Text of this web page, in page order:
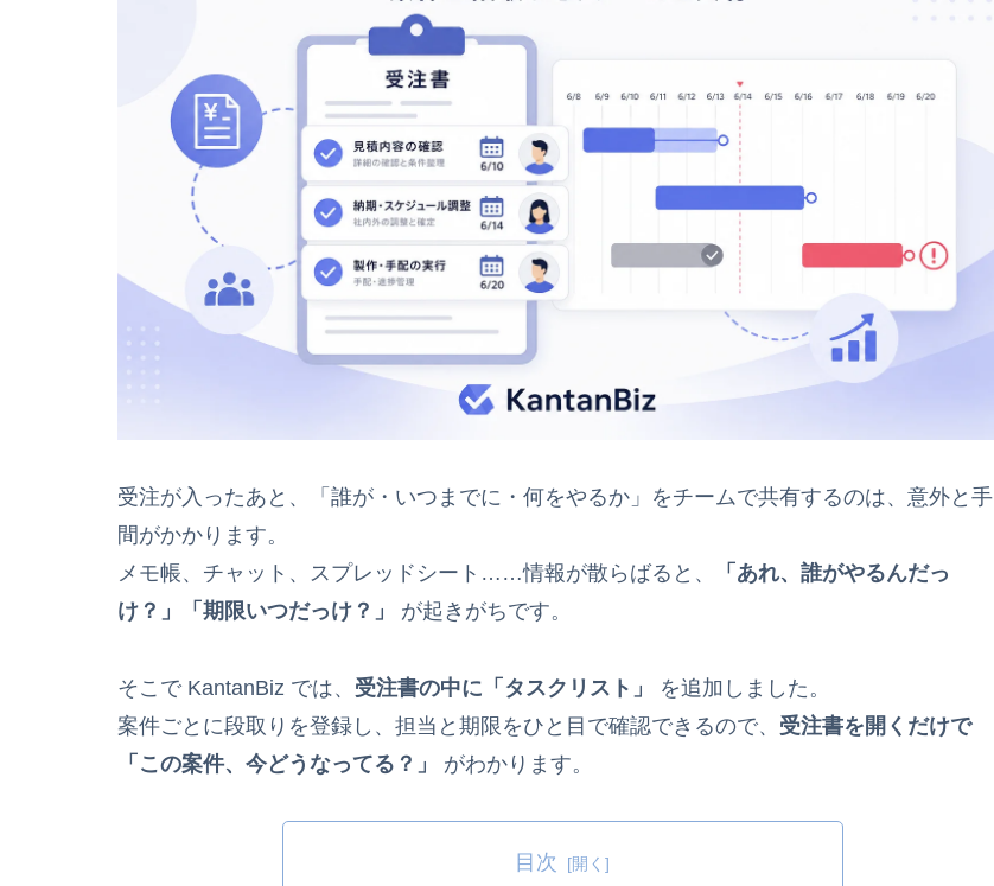
受注が入ったあと、「誰が・いつまでに・何をやるか」をチームで共有するのは、意外と手
間がかかります。
メモ帳、チャット、スプレッドシート……情報が散らばると、
「あれ、誰がやるんだっ
け？」「期限いつだっけ？」
が起きがちです。
そこで KantanBiz では、 受注書の中に「タスクリスト」
を追加しました。
案件ごとに段取りを登録し、担当と期限をひと目で確認できるので、 受注書を開くだけで
「この案件、今どうなってる？」
がわかります。
目次